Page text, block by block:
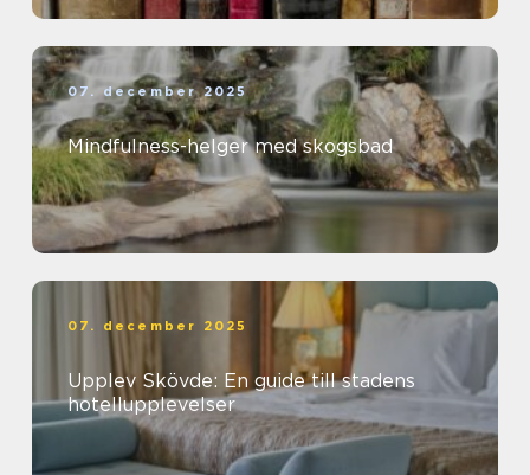
07. december 2025
Mindfulness-helger med skogsbad
07. december 2025
Upplev Skövde: En guide till stadens
hotellupplevelser